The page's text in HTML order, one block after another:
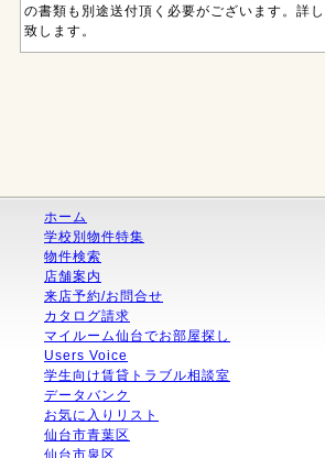
の書類も別途送付頂く必要がございます。詳
致します。
ホーム
学校別物件特集
物件検索
店舗案内
来店予約/お問合せ
カタログ請求
マイルーム仙台でお部屋探し
Users Voice
学生向け賃貸トラブル相談室
データバンク
お気に入りリスト
仙台市青葉区
仙台市泉区